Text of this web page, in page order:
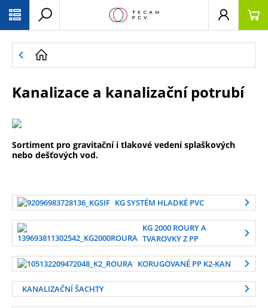
Kanalizace a kanalizační potrubí
Sortiment pro gravitační i tlakové vedení splaškových
nebo dešťových vod.
KG SYSTÉM HLADKÉ PVC
KG 2000 ROURY A
TVAROVKY Z PP
KORUGOVANÉ PP K2-KAN
KANALIZAČNÍ ŠACHTY